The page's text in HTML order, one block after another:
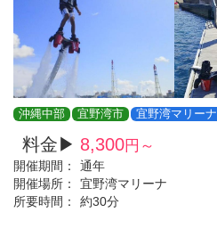
沖縄中部 宜野湾市 宜野湾マリーナ
料金▶ 8,300円～
開催期間：
通年
開催場所：
宜野湾マリーナ
所要時間：
約30分